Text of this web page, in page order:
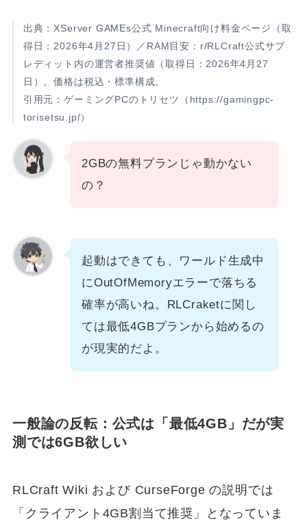
出典：XServer GAMEs公式 Minecraft向け料金ページ（取
得日：2026年4月27日）／RAM目安：r/RLCraft公式サブ
レディット内の運営者推奨値（取得日：2026年4月27
日）。価格は税込・標準構成。
引用元：ゲーミングPCのトリセツ（https://gamingpc-
torisetsu.jp/）
2GBの無料プランじゃ動かない
の？
起動はできても、ワールド生成中
にOutOfMemoryエラーで落ちる
確率が高いね。RLCraketに関し
ては最低4GBプランから始めるの
が現実的だよ。
一般論の反転：公式は「最低4GB」だが実
測では6GB欲しい
RLCraft Wiki および CurseForge の説明では
「クライアント4GB割当て推奨」となっていま